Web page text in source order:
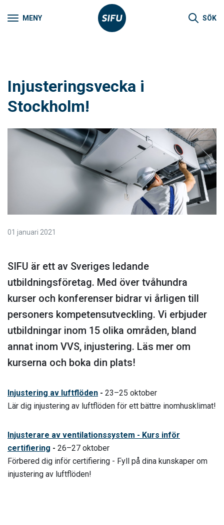
MENY SÖK
Injusteringsvecka i
Stockholm!
01 januari 2021
SIFU är ett av Sveriges ledande
utbildningsföretag. Med över tvåhundra
kurser och konferenser bidrar vi årligen till
personers kompetensutveckling. Vi erbjuder
utbildningar inom 15 olika områden, bland
annat inom VVS, injustering. Läs mer om
kurserna och boka din plats!
Injustering av luftflöden - 23–25 oktober
Lär dig injustering av luftflöden för ett bättre inomhusklimat!
Injusterare av ventilationssystem - Kurs inför
certifiering - 26–27 oktober
Förbered dig inför certifiering - Fyll på dina kunskaper om
injustering av luftflöden!